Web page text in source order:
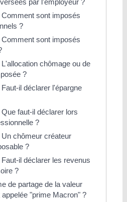
sont imposés
?
sont imposés
chômage ou de
?
il déclarer l'épargne
faut-il déclarer lors
?
chômeur créateur
?
il déclarer les revenus
?
de partage de la valeur
"prime Macron" ?